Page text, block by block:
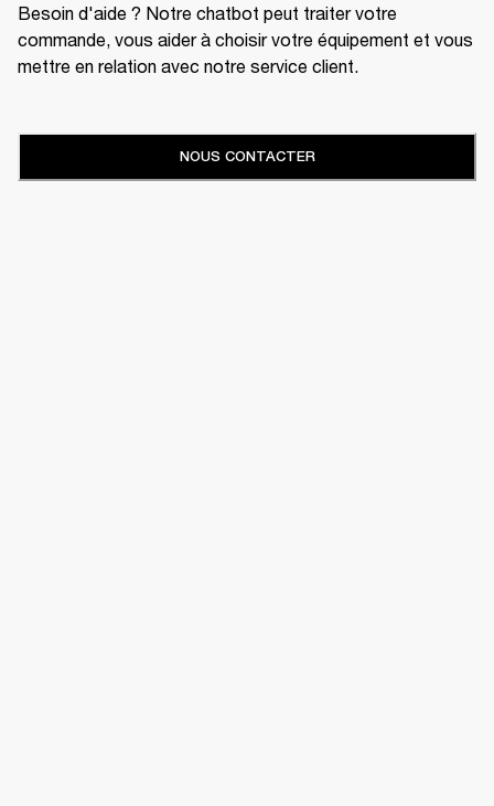
Besoin d'aide ? Notre chatbot peut traiter votre
commande, vous aider à choisir votre équipement et vous
mettre en relation avec notre service client.
NOUS CONTACTER